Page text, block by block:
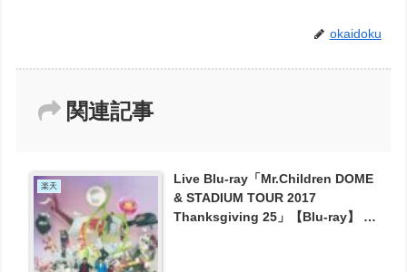
okaidoku
関連記事
楽天
Live Blu-ray「Mr.Children DOME
& STADIUM TOUR 2017
Thanksgiving 25」【Blu-ray】 が